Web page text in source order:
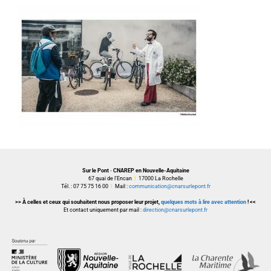
Sur le Pont · CNAREP en Nouvelle-Aquitaine
67 quai de l’Encan
17000 La Rochelle
Tél. : 07 75 75 16 00
Mail : communication@cnarsurlepont.fr
>> À celles et ceux qui souhaitent nous proposer leur projet, quelques mots à lire avec attention ! <<
Et contact uniquement par mail : direction@cnarsurlepont.fr